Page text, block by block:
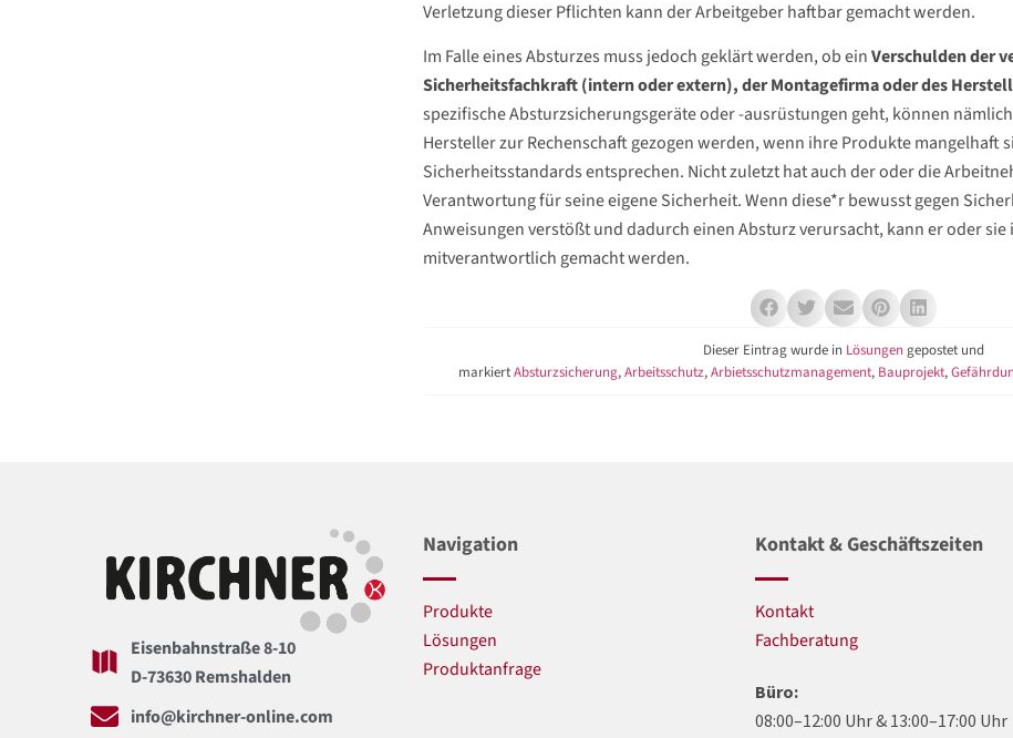
Verletzung dieser Pflichten kann der Arbeitgeber haftbar gemacht werden.
Im Falle eines Absturzes muss jedoch geklärt werden, ob einVerschulden der
Sicherheitsfachkraft (intern oder extern), der Montagefirma oder des
spezifische Absturzsicherungsgeräte oder -ausrüstungen geht, können
Hersteller zur Rechenschaft gezogen werden, wenn ihre Produkte mangelhaft
Sicherheitsstandards entsprechen. Nicht zuletzt hat auch der oder die
Verantwortung für seine eigene Sicherheit. Wenn diese*r bewusst gegen
Anweisungen verstößt und dadurch einen Absturz verursacht, kann er oder sie
mitverantwortlich gemacht werden.
Dieser Eintrag wurde in Lösungen gepostet und
markiertAbsturzsicherung,Arbeitsschutz,Arbietsschutzmanagement, Bauprojekt,
Eisenbahnstraße 8-10
D-73630 Remshalden
info@kirchner-online.com
Navigation
Produkte
Lösungen
Produktanfrage
Kontakt & Geschäftszeiten
Kontakt
Fachberatung
Büro:
08:00–12:00 Uhr & 13:00–17:00 Uhr